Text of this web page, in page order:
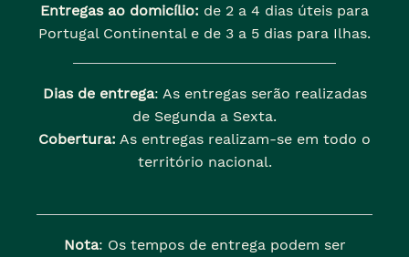
Entregas ao domicílio: de 2 a 4 dias úteis para
Portugal Continental e de 3 a 5 dias para Ilhas.
Dias de entrega: As entregas serão realizadas
de Segunda a Sexta.
Cobertura: As entregas realizam-se em todo o
território nacional.
Nota: Os tempos de entrega podem ser